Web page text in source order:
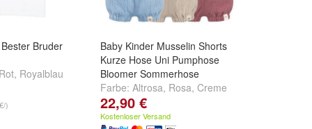
Bruder
Rot, Royalblau
)
Baby Kinder Musselin Shorts
Kurze Hose Uni Pumphose
Bloomer Sommerhose
Farbe: Altrosa, Rosa, Creme
und weitere ...
22,90 €
Kostenloser Versand